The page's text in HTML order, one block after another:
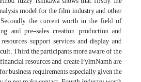
model for the film industry and other
the current worth in the field of
and pre-sales, creation, production and
support services and display and
Third, the participants more aware of the
resources and create Fylm‌Namh are
business requirements, especially given the